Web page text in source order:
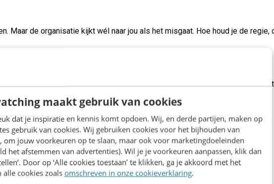
maakt gebruik van cookies
dat je inspiratie en kennis komt opdoen. Wij, en derde partijen, maken op
gebruik van cookies. Wij gebruiken cookies voor het bijhouden van
om jouw voorkeuren op te slaan, maar ook voor marketingdoeleinden
het afstemmen van advertenties). Wil je je voorkeuren aanpassen, klik dan
Door op ‘Alle cookies toestaan’ te klikken, ga je akkoord met het
alle cookies zoals omschreven in onze cookieverklaring.
Maar de organisatie kijkt wél naar jou als het misgaat. Hoe houd je de regie,
werken anders als de output niet voorspelbaar is. AI was eerst een
35+